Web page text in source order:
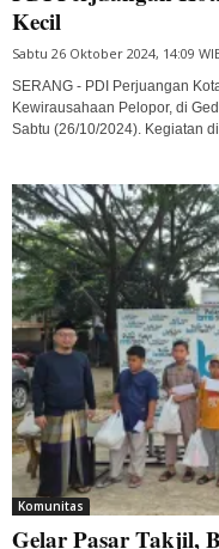
Kecil
Sabtu 26 Oktober 2024, 14:09
SERANG - PDI Perjuangan
Kewirausahaan Pelopor, di
Sabtu (26/10/2024). Kegiatan
Komunitas
Gelar Pasar Takjil,